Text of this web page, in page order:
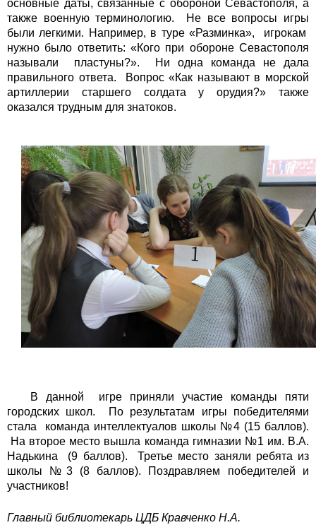
основные даты, связанные с обороной Севастополя, а
также военную терминологию. Не все вопросы игры
были легкими. Например, в туре «Разминка», игрокам
нужно было ответить: «Кого при обороне Севастополя
называли пластуны?». Ни одна команда не дала
правильного ответа. Вопрос «Как называют в морской
артиллерии старшего солдата у орудия?» также
оказался трудным для знатоков.
В данной игре приняли участие команды пяти
городских школ. По результатам игры победителями
стала команда интеллектуалов школы №4 (15 баллов).
На второе место вышла команда гимназии №1 им. В.А.
Надькина (9 баллов). Третье место заняли ребята из
школы №3 (8 баллов). Поздравляем победителей и
участников!
Главный библиотекарь ЦДБ Кравченко Н.А.